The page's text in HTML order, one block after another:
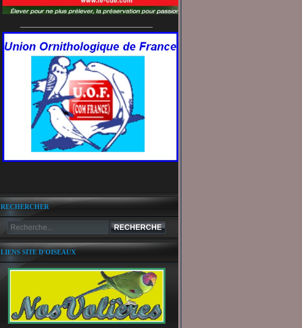
RECHERCHER
LIENS SITE D'OISEAUX